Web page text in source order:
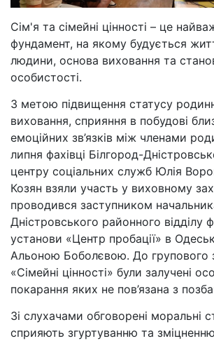
Сім'я та сімейні цінності – це
фундамент, на якому будується
людини, основа виховання та
особистості.
З метою підвищення статусу
виховання, сприяння в побудові
емоційних зв’язків між членами
липня фахівці Білгород-
центру соціальних служб Юлія
Козян взяли участь у виховному
проводився заступником
Дністровського районного відділу
установи «Центр пробації» в
Альоною Боболєвою. До групового
«Сімейні цінності» були залучені
покарання яких не пов’язана з
Зі слухачами обговорені моральні
сприяють згуртуванню та